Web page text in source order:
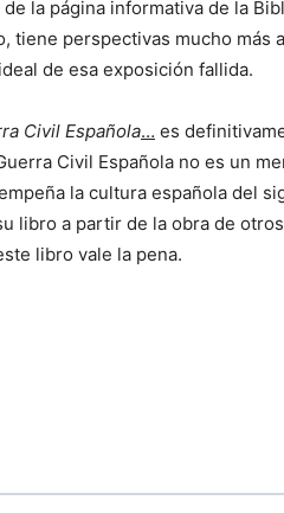
la página informativa de la
perspectivas mucho más
de esa exposición fallida.
Civil Española… es
Civil Española no es un
la cultura española del
libro a partir de la obra de
libro vale la pena.